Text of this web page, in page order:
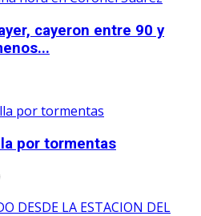
cayeron entre 90 y
por tormentas